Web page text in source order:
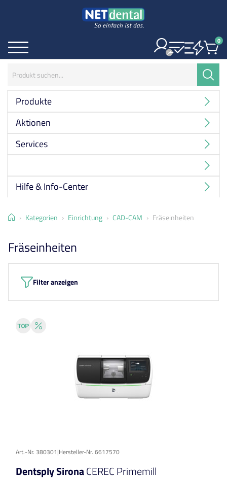
Menü 0
Produkte
Aktionen
Services
Hilfe & Info-Center
Home Kategorien Einrichtung CAD-CAM Fräseinheiten
Fräseinheiten
Filter anzeigen
Art.-Nr. 380301|Hersteller-Nr. 6617570
Dentsply SironaCEREC Primemill